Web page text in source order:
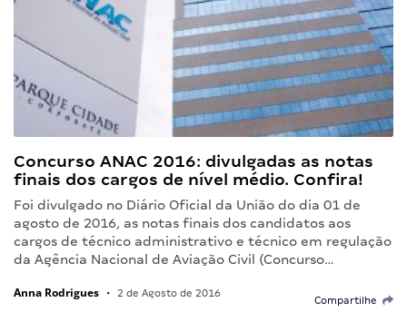
Concurso ANAC 2016: divulgadas as notas
finais dos cargos de nível médio. Confira!
Foi divulgado no Diário Oficial da União do dia 01 de
agosto de 2016, as notas finais dos candidatos aos
cargos de técnico administrativo e técnico em regulação
da Agência Nacional de Aviação Civil (Concurso…
Anna Rodrigues • 2 de Agosto de 2016
Compartilhe